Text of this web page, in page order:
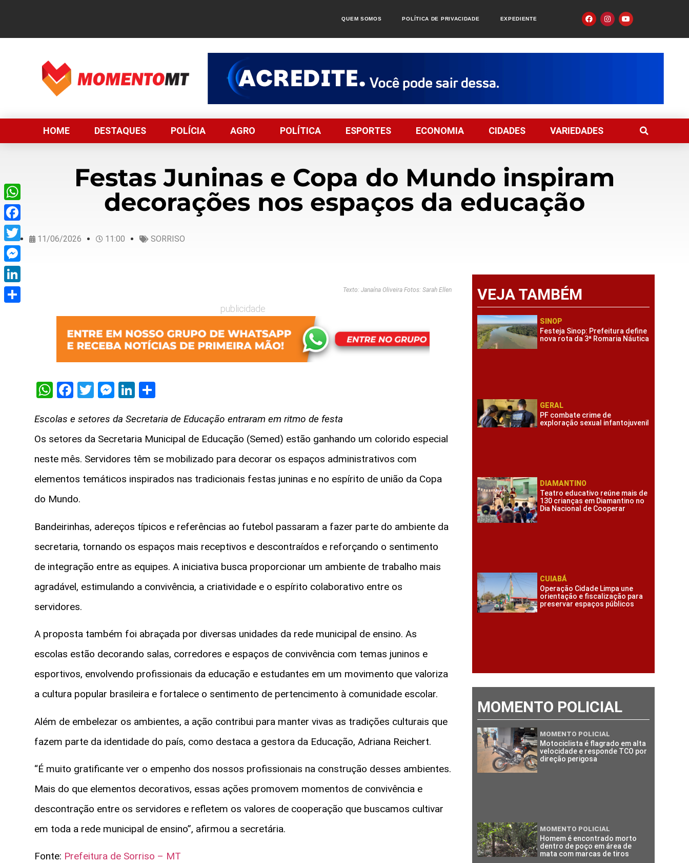
QUEM SOMOS POLÍTICA DE PRIVACIDADE EXPEDIENTE
HOME DESTAQUES POLÍCIA AGRO POLÍTICA ESPORTES ECONOMIA CIDADES VARIEDADES
Festas Juninas e Copa do Mundo inspiram
decorações nos espaços da educação
11/06/2026 11:00 SORRISO
Texto: Janaína Oliveira Fotos: Sarah Ellen
publicidade
WhatsApp
Facebook
TwitterMessenger
LinkedIn
Escolas e setores da Secretaria de Educação entraram em ritmo de festa
Os setores da Secretaria Municipal de Educação (Semed) estão ganhando um colorido especial
neste mês. Servidores têm se mobilizado para decorar os espaços administrativos com
elementos temáticos inspirados nas tradicionais festas juninas e no espírito de união da Copa
do Mundo.
Bandeirinhas, adereços típicos e referências ao futebol passaram a fazer parte do ambiente da
secretaria, tornando os espaços mais receptivos e descontraídos e reforçando o sentimento
de integração entre as equipes. A iniciativa busca proporcionar um ambiente de trabalho mais
agradável, estimulando a convivência, a criatividade e o espírito colaborativo entre os
servidores.
A proposta também foi abraçada por diversas unidades da rede municipal de ensino. As
escolas estão decorando salas, corredores e espaços de convivência com temas juninos e
esportivos, envolvendo profissionais da educação e estudantes em um movimento que valoriza
a cultura popular brasileira e fortalece o sentimento de pertencimento à comunidade escolar.
Além de embelezar os ambientes, a ação contribui para manter vivas as tradições culturais que
fazem parte da identidade do país, como destaca a gestora da Educação, Adriana Reichert.
“É muito gratificante ver o empenho dos nossos profissionais na construção desses ambientes.
Mais do que elementos decorativos, essas ações promovem momentos de convivência e
descontração entre os servidores e refletem os valores de cooperação que buscamos cultivar
em toda a rede municipal de ensino”, afirmou a secretária.
Fonte: Prefeitura de Sorriso – MT
VEJA TAMBÉM
SINOP
Festeja Sinop: Prefeitura define
nova rota da 3ª Romaria Náutica
GERAL
PF combate crime de
exploração sexual infantojuvenil
DIAMANTINO
Teatro educativo reúne mais de
130 crianças em Diamantino no
Dia Nacional de Cooperar
CUIABÁ
Operação Cidade Limpa une
orientação e fiscalização para
preservar espaços públicos
MOMENTO POLICIAL
MOMENTO POLICIAL
Motociclista é flagrado em alta
velocidade e responde TCO por
direção perigosa
MOMENTO POLICIAL
Homem é encontrado morto
dentro de poço em área de
mata com marcas de tiros
WhatsApp
Facebook
Twitter
Messenger
LinkedIn